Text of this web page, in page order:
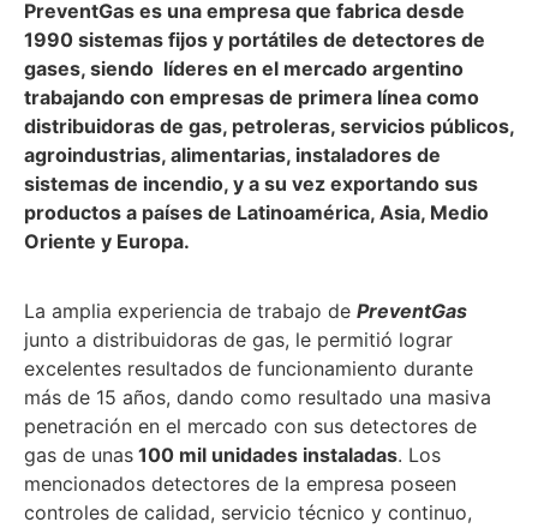
PreventGas es una empresa que fabrica desde
1990 sistemas fijos y portátiles de detectores de
gases, siendo líderes en el mercado argentino
trabajando con empresas de primera línea como
distribuidoras de gas, petroleras, servicios públicos,
agroindustrias, alimentarias, instaladores de
sistemas de incendio, y a su vez exportando sus
productos a países de Latinoamérica, Asia, Medio
Oriente y Europa.
La amplia experiencia de trabajo de PreventGas
junto a distribuidoras de gas, le permitió lograr
excelentes resultados de funcionamiento durante
más de 15 años, dando como resultado una masiva
penetración en el mercado con sus detectores de
gas de unas 100 mil unidades instaladas. Los
mencionados detectores de la empresa poseen
controles de calidad, servicio técnico y continuo,